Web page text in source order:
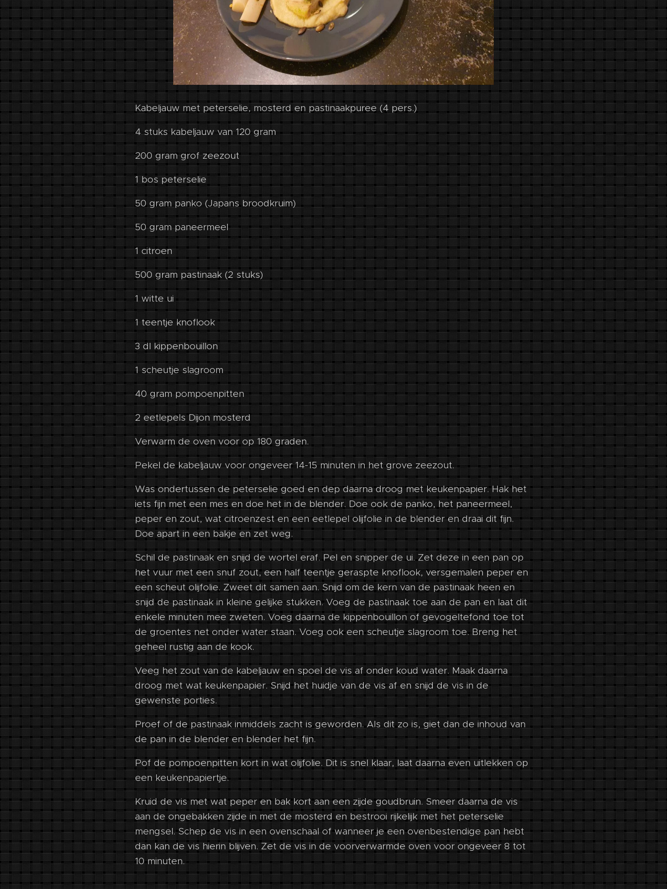
Kabeljauw met peterselie, mosterd en pastinaakpuree (4 pers.)
4 stuks kabeljauw van 120 gram
200 gram grof zeezout
1 bos peterselie
50 gram panko (Japans broodkruim)
50 gram paneermeel
1 citroen
500 gram pastinaak (2 stuks)
1 witte ui
1 teentje knoflook
3 dl kippenbouillon
1 scheutje slagroom
40 gram pompoenpitten
2 eetlepels Dijon mosterd
Verwarm de oven voor op 180 graden.
Pekel de kabeljauw voor ongeveer 14-15 minuten in het grove zeezout.
Was ondertussen de peterselie goed en dep daarna droog met keukenpapier. Hak het
iets fijn met een mes en doe het in de blender. Doe ook de panko, het paneermeel,
peper en zout, wat citroenzest en een eetlepel olijfolie in de blender en draai dit fijn.
Doe apart in een bakje en zet weg.
Schil de pastinaak en snijd de wortel eraf. Pel en snipper de ui. Zet deze in een pan op
het vuur met een snuf zout, een half teentje geraspte knoflook, versgemalen peper en
een scheut olijfolie. Zweet dit samen aan. Snijd om de kern van de pastinaak heen en
snijd de pastinaak in kleine gelijke stukken. Voeg de pastinaak toe aan de pan en laat dit
enkele minuten mee zweten. Voeg daarna de kippenbouillon of gevogeltefond toe tot
de groentes net onder water staan. Voeg ook een scheutje slagroom toe. Breng het
geheel rustig aan de kook.
Veeg het zout van de kabeljauw en spoel de vis af onder koud water. Maak daarna
droog met wat keukenpapier. Snijd het huidje van de vis af en snijd de vis in de
gewenste porties.
Proef of de pastinaak inmiddels zacht is geworden. Als dit zo is, giet dan de inhoud van
de pan in de blender en blender het fijn.
Pof de pompoenpitten kort in wat olijfolie. Dit is snel klaar, laat daarna even uitlekken op
een keukenpapiertje.
Kruid de vis met wat peper en bak kort aan een zijde goudbruin. Smeer daarna de vis
aan de ongebakken zijde in met de mosterd en bestrooi rijkelijk met het peterselie
mengsel. Schep de vis in een ovenschaal of wanneer je een ovenbestendige pan hebt
dan kan de vis hierin blijven. Zet de vis in de voorverwarmde oven voor ongeveer 8 tot
10 minuten.